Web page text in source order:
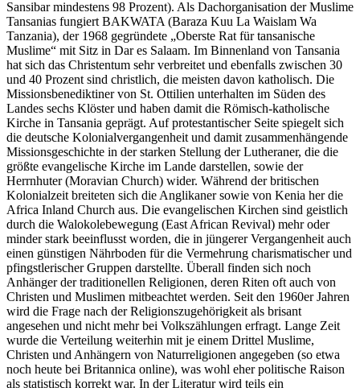
Sansibar mindestens 98 Prozent). Als Dachorganisation der Muslime
Tansanias fungiert BAKWATA (Baraza Kuu La Waislam Wa
Tanzania), der 1968 gegründete „Oberste Rat für tansanische
Muslime“ mit Sitz in Dar es Salaam. Im Binnenland von Tansania
hat sich das Christentum sehr verbreitet und ebenfalls zwischen 30
und 40 Prozent sind christlich, die meisten davon katholisch. Die
Missionsbenediktiner von St. Ottilien unterhalten im Süden des
Landes sechs Klöster und haben damit die Römisch-katholische
Kirche in Tansania geprägt. Auf protestantischer Seite spiegelt sich
die deutsche Kolonialvergangenheit und damit zusammenhängende
Missionsgeschichte in der starken Stellung der Lutheraner, die die
größte evangelische Kirche im Lande darstellen, sowie der
Herrnhuter (Moravian Church) wider. Während der britischen
Kolonialzeit breiteten sich die Anglikaner sowie von Kenia her die
Africa Inland Church aus. Die evangelischen Kirchen sind geistlich
durch die Walokolebewegung (East African Revival) mehr oder
minder stark beeinflusst worden, die in jüngerer Vergangenheit auch
einen günstigen Nährboden für die Vermehrung charismatischer und
pfingstlerischer Gruppen darstellte. Überall finden sich noch
Anhänger der traditionellen Religionen, deren Riten oft auch von
Christen und Muslimen mitbeachtet werden. Seit den 1960er Jahren
wird die Frage nach der Religionszugehörigkeit als brisant
angesehen und nicht mehr bei Volkszählungen erfragt. Lange Zeit
wurde die Verteilung weiterhin mit je einem Drittel Muslime,
Christen und Anhängern von Naturreligionen angegeben (so etwa
noch heute bei Britannica online), was wohl eher politische Raison
als statistisch korrekt war. In der Literatur wird teils ein